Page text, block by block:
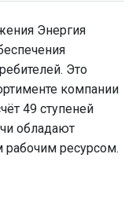
Энергия
Это
компании
49 ступеней
обладают
ресурсом.